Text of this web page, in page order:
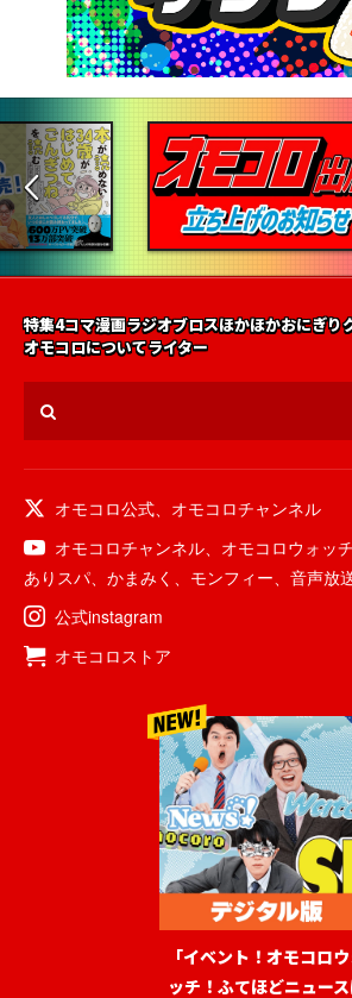
特集4コマ漫画ラジオブロスほかほかおにぎり
オモコロについてライター
オモコロ公式
オモコロチャンネル
オモコロチャンネル
オモコロウォッチ
ありスパ
かまみく モンフィー
音声放
公式instagram
オモコロストア
「イベント！オモコロ
ッチ！ふてほどニュー